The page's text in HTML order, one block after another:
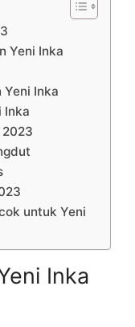
Yeni Inka
Inka
Inka
2023
untuk Yeni
Inka